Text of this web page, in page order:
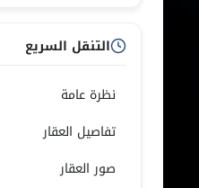
التنقل السريع
نظرة عامة
تفاصيل العقار
صور العقار